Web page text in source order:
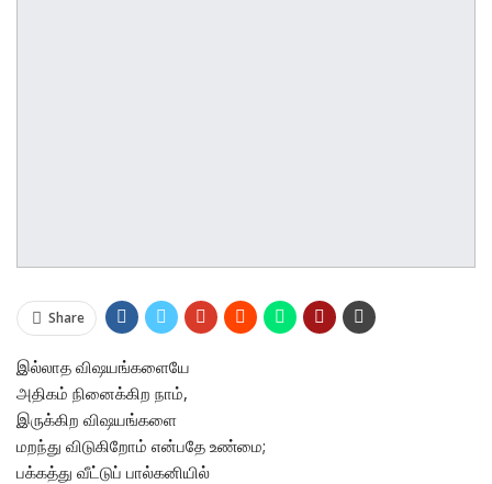
Share
இல்லாத விஷயங்களையே
அதிகம் நினைக்கிற நாம்,
இருக்கிற விஷயங்களை
மறந்து விடுகிறோம் என்பதே உண்மை;
பக்கத்து வீட்டுப் பால்கனியில்